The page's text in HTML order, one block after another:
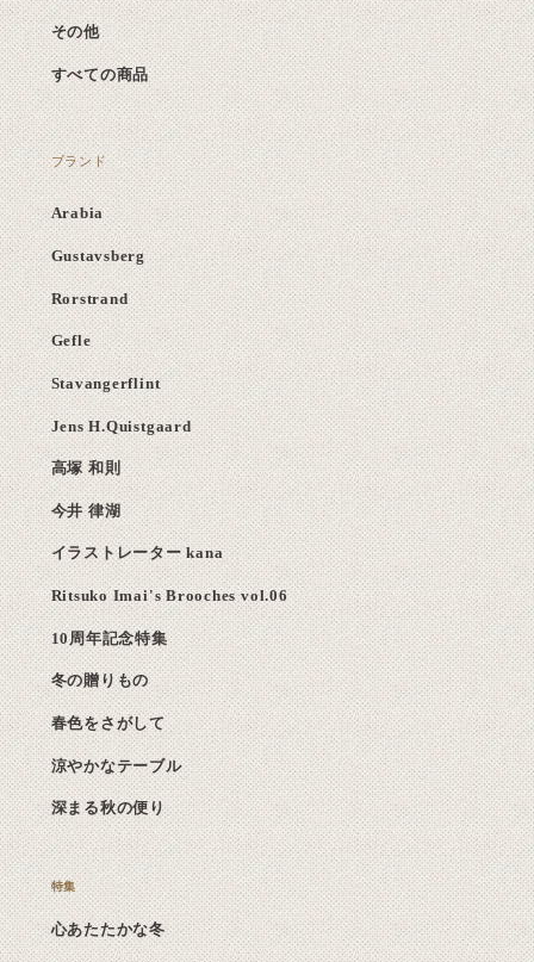
その他
すべての商品
ブランド
Arabia
Gustavsberg
Rorstrand
Gefle
Stavangerflint
Jens H.Quistgaard
高塚 和則
今井 律湖
イラストレーター kana
Ritsuko Imai's Brooches vol.06
10周年記念特集
冬の贈りもの
春色をさがして
涼やかなテーブル
深まる秋の便り
心あたたかな冬